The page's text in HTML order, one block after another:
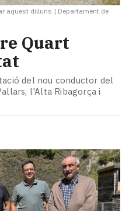
aquest dilluns | Departament de
Quart
del nou conductor del
l'Alta Ribagorça i